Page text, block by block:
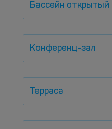
Бассейн открытый
Конференц-зал
Терраса